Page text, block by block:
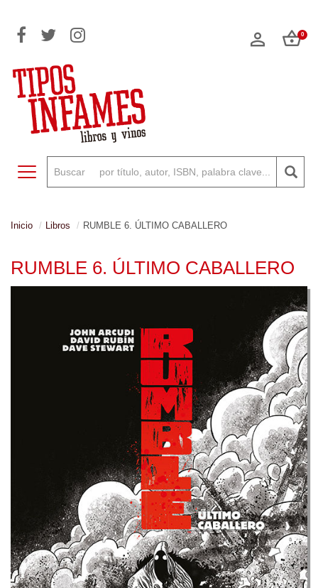
0
Toggle navigation
Inicio Libros RUMBLE 6. ÚLTIMO CABALLERO
RUMBLE 6. ÚLTIMO CABALLERO